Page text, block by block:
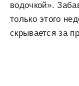
водочкой».
только этого
скрывается за